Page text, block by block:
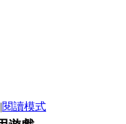
|閱讀模式